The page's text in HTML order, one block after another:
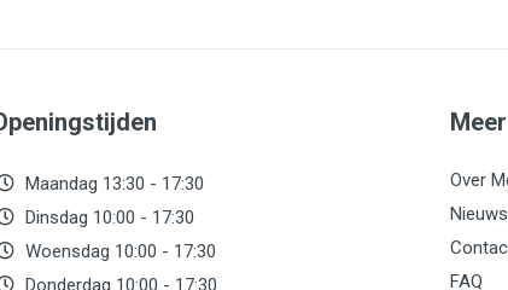
Maandag 13:30 - 17:30
Dinsdag 10:00 - 17:30
Woensdag 10:00 - 17:30
Donderdag 10:00 - 17:30
Over
Nieuws
FAQ